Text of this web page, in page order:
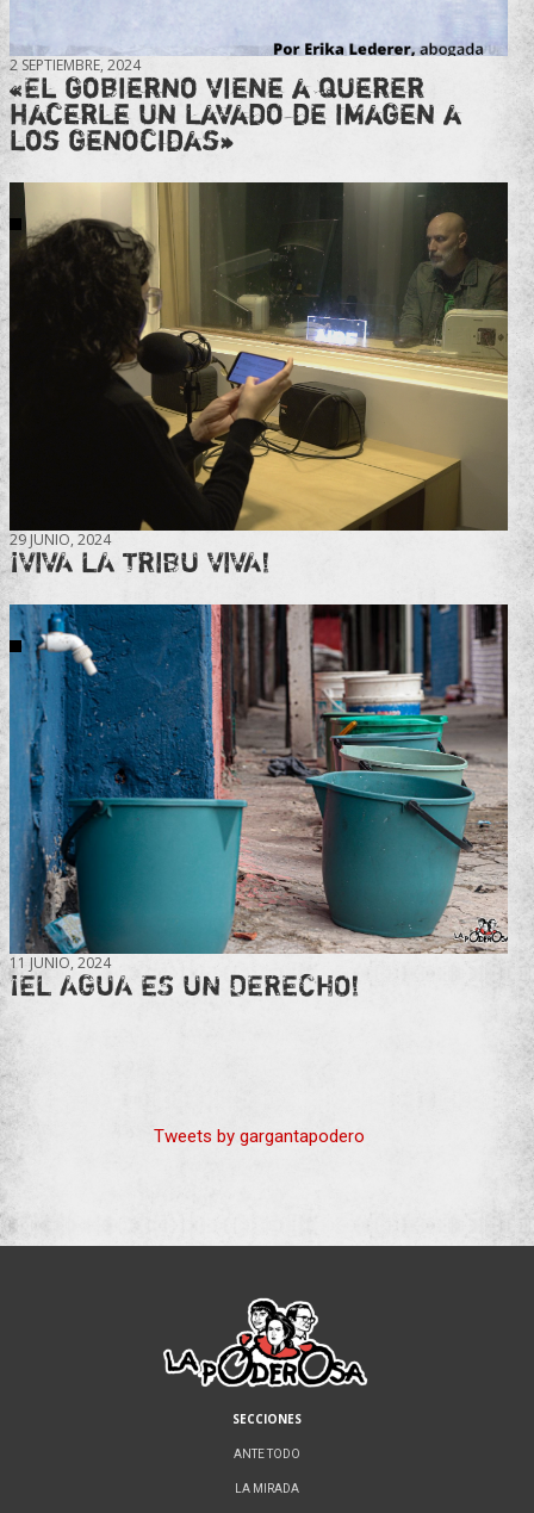
2 SEPTIEMBRE, 2024
«El gobierno viene a querer
hacerle un lavado de imagen a
los genocidas»
29 JUNIO, 2024
¡VIVA LA TRIBU VIVA!
11 JUNIO, 2024
¡EL AGUA ES UN DERECHO!
Tweets by gargantapodero
SECCIONES
ANTE TODO
LA MIRADA